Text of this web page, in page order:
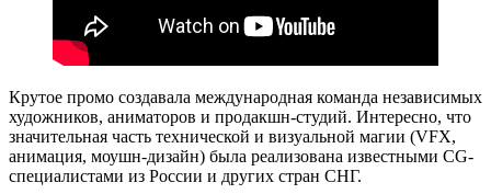
Крутое промо создавала международная команда независимых
художников, аниматоров и продакшн-студий. Интересно, что
значительная часть технической и визуальной магии (VFX,
анимация, моушн-дизайн) была реализована известными CG-
специалистами из России и других стран СНГ.